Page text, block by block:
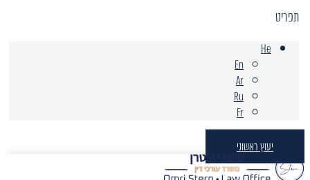
תפריט
He
En
Ar
Ru
Fr
יעוץ ראשוני